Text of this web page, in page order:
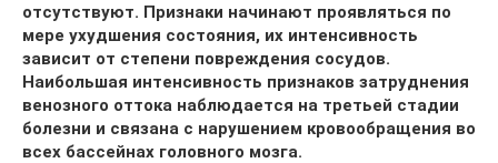
отсутствуют. Признаки начинают проявляться по
мере ухудшения состояния, их интенсивность
зависит от степени повреждения сосудов.
Наибольшая интенсивность признаков затруднения
венозного оттока наблюдается на третьей стадии
болезни и связана с нарушением кровообращения во
всех бассейнах головного мозга.